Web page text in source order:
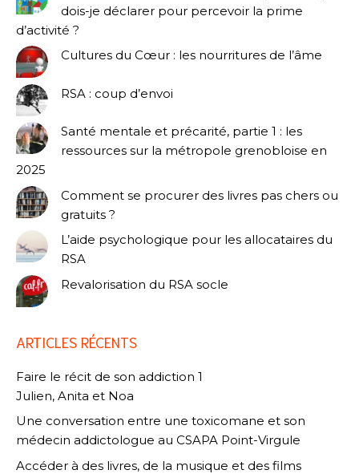
dois-je déclarer pour percevoir la prime
d’activité ?
Cultures du Cœur : les nourritures de l’âme
RSA : coup d’envoi
Santé mentale et précarité, partie 1 : les
ressources sur la métropole grenobloise en
2025
Comment se procurer des livres pas chers ou
gratuits ?
L’aide psychologique pour les allocataires du
RSA
Revalorisation du RSA socle
ARTICLES RÉCENTS
Faire le récit de son addiction 1
Julien, Anita et Noa
Une conversation entre une toxicomane et son
médecin addictologue au CSAPA Point-Virgule
Accéder à des livres, de la musique et des films